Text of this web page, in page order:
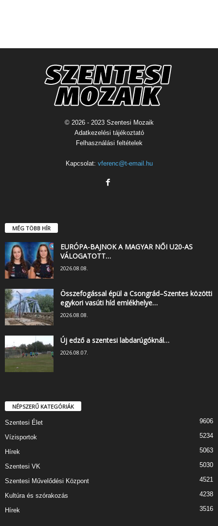
© 2026 - 2023 Szentesi Mozaik
Adatkezelési tájékoztató
Felhasználási feltételek
Kapcsolat: vferenc@t-email.hu
MÉG TÖBB HÍR
EURÓPA-BAJNOK A MAGYAR NŐI U20-AS
VÁLOGATOTT…
2026.08.08.
Összefogással épül a Csongrád–Szentes közötti
egykori vasúti híd emlékhelye…
2026.08.08.
Új edző a szentesi labdarúgóknál…
2026.08.07.
NÉPSZERŰ KATEGÓRIÁK
Szentesi Élet 9606
Vízisportok 5234
Hírek 5063
Szentesi VK 5030
Szentesi Művelődési Központ 4521
Kultúra és szórakozás 4238
Hírek 3516